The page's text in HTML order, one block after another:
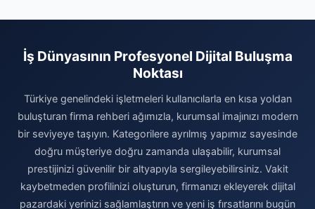
İş Dünyasının Profesyonel Dijital Buluşma
Noktası
Türkiye genelindeki işletmeleri kullanıcılarla en kısa yoldan
buluşturan firma rehberi ağımızla, kurumsal imajınızı modern
bir seviyeye taşıyın. Kategorilere ayrılmış yapımız sayesinde
doğru müşteriye doğru zamanda ulaşabilir, kurumsal
prestijinizi güvenilir bir altyapıyla sergileyebilirsiniz. Vakit
kaybetmeden profilinizi oluşturun, firmanızı ekleyerek dijital
pazardaki yerinizi sağlamlaştırın ve yeni iş fırsatlarını bugün